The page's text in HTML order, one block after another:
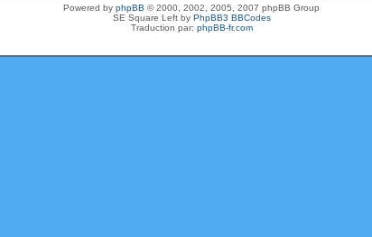
Powered by phpBB © 2000, 2002, 2005, 2007 phpBB Group
SE Square Left by PhpBB3 BBCodes
Traduction par: phpBB-fr.com